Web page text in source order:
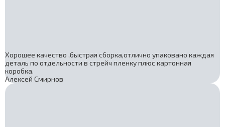
Хорошее качество ,быстрая сборка,отлично упаковано каждая
деталь по отдельности в стрейч пленку плюс картонная
коробка.
Алексей Смирнов